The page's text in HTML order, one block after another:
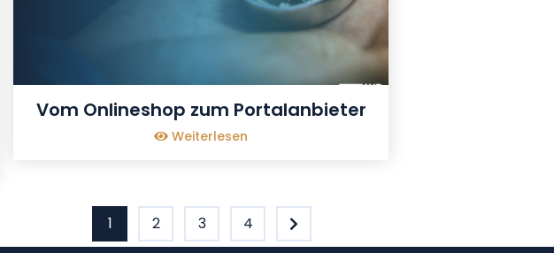
Vom Onlineshop zum Portalanbieter
Weiterlesen
1 2 3 4